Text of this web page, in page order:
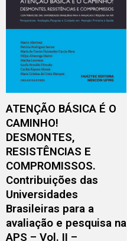
ATENÇÃO BÁSICA É O
CAMINHO!
DESMONTES,
RESISTÊNCIAS E
COMPROMISSOS.
Contribuições das
Universidades
Brasileiras para a
avaliação e pesquisa na
APS – Vol. II –